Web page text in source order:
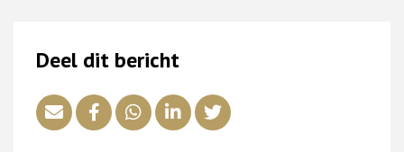
Deel dit bericht